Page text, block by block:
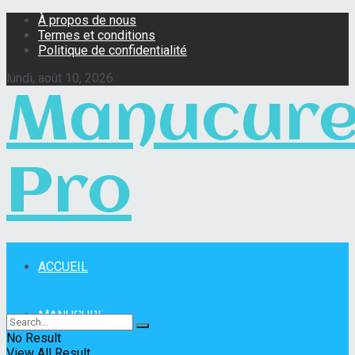
À propos de nous
Termes et conditions
Politique de confidentialité
lundi, août 10, 2026
Pro
ACCUEIL
MANUCURE
No Result